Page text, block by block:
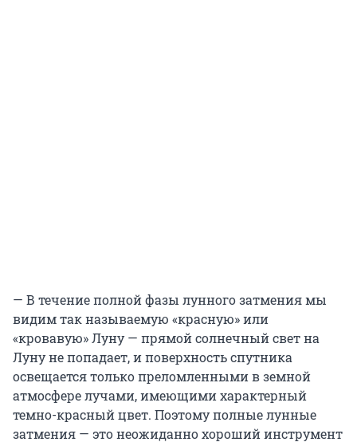
— В течение полной фазы лунного затмения мы
видим так называемую «красную» или
«кровавую» Луну — прямой солнечный свет на
Луну не попадает, и поверхность спутника
освещается только преломленными в земной
атмосфере лучами, имеющими характерный
темно-красный цвет. Поэтому полные лунные
затмения — это неожиданно хороший инструмент